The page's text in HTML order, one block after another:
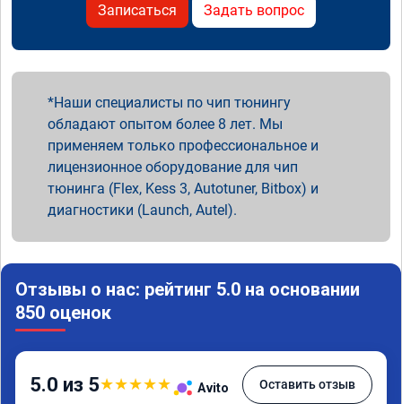
Записаться Задать вопрос
Наши специалисты по чип тюнингу
обладают опытом более 8 лет. Мы
применяем только профессиональное и
лицензионное оборудование для чип
тюнинга (Flex, Kess 3, Autotuner, Bitbox) и
диагностики (Launch, Autel).
Отзывы о нас: рейтинг 5.0 на основании
850 оценок
5.0 из 5★★★★★ Avito Оставить отзыв